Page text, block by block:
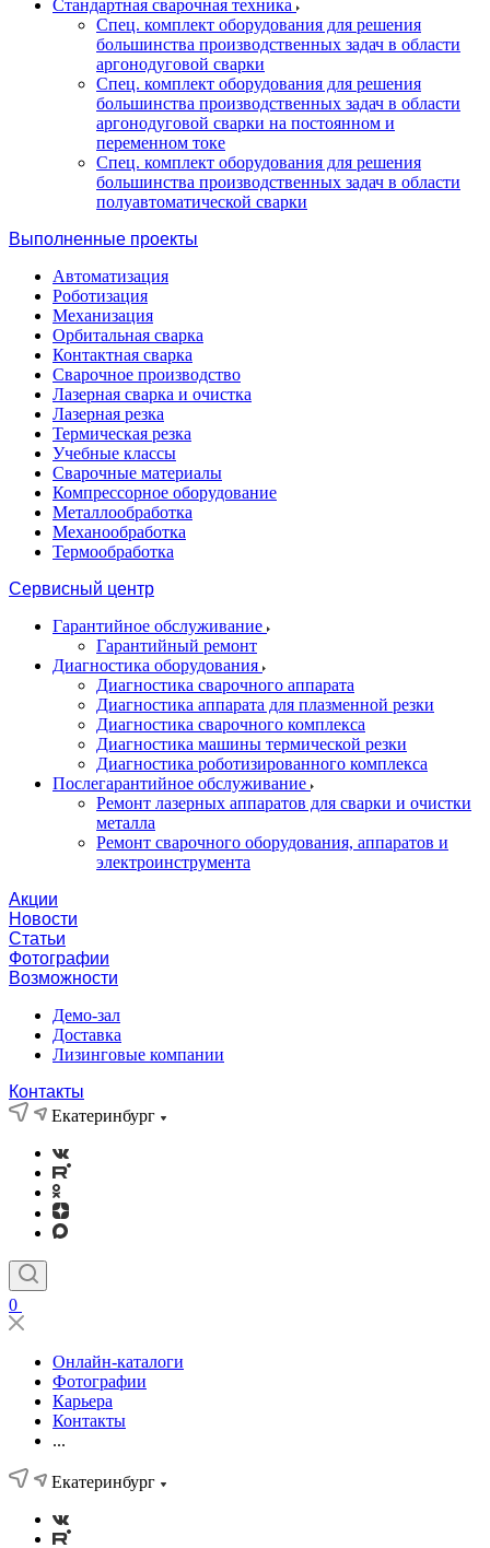
Стандартная сварочная техника
Спец. комплект оборудования для решения
большинства производственных задач в области
аргонодуговой сварки
Спец. комплект оборудования для решения
большинства производственных задач в области
аргонодуговой сварки на постоянном и
переменном токе
Спец. комплект оборудования для решения
большинства производственных задач в области
полуавтоматической сварки
Выполненные проекты
Автоматизация
Роботизация
Механизация
Орбитальная сварка
Контактная сварка
Сварочное производство
Лазерная сварка и очистка
Лазерная резка
Термическая резка
Учебные классы
Сварочные материалы
Компрессорное оборудование
Металлообработка
Механообработка
Термообработка
Сервисный центр
Гарантийное обслуживание
Гарантийный ремонт
Диагностика оборудования
Диагностика сварочного аппарата
Диагностика аппарата для плазменной резки
Диагностика сварочного комплекса
Диагностика машины термической резки
Диагностика роботизированного комплекса
Послегарантийное обслуживание
Ремонт лазерных аппаратов для сварки и очистки
металла
Ремонт сварочного оборудования, аппаратов и
электроинструмента
Акции
Новости
Статьи
Фотографии
Возможности
Демо-зал
Доставка
Лизинговые компании
Контакты
Екатеринбург
0
Онлайн-каталоги
Фотографии
Карьера
Контакты
...
Екатеринбург